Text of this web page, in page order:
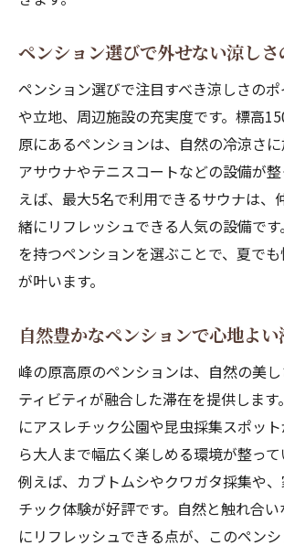
ペンション近くの施設でスポ
方法
合宿利用に人気な高原ペンシ
ト
快適な合宿環境を整えるペン
登山やバイク旅で立ち寄るペンシ
方
登山拠点に最適なペンション
バイク旅に人気の高原ペンショ
峰の原高原のペンションで旅
ロードバイク愛好者におすす
ン情報
登山帰りに立ち寄りたいペン
アクティブ旅に合う高地ペン
方
昆虫採集や公園遊びで家族旅に嬉
ペンション選びで外せない涼しさ
ペンション選びで注目すべき涼しさの
や立地、周辺施設の充実度です。標高
原にあるペンションは、自然の冷涼さ
アサウナやテニスコートなどの設備が
えば、最大5名で利用できるサウナは、
緒にリフレッシュできる人気の設備で
を持つペンションを選ぶことで、夏で
が叶います。
自然豊かなペンションで心地よ
峰の原高原のペンションは、自然の美
ティビティが融合した滞在を提供しま
にアスレチック公園や昆虫採集スポッ
ら大人まで幅広く楽しめる環境が整って
例えば、カブトムシやクワガタ採集や
チック体験が好評です。自然と触れ合
にリフレッシュできる点が、このペン